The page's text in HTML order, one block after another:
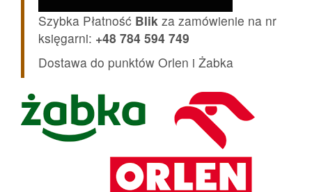
Szybka Płatność Blik za zamówienie na nr
księgarni: +48 784 594 749
Dostawa do punktów Orlen i Żabka